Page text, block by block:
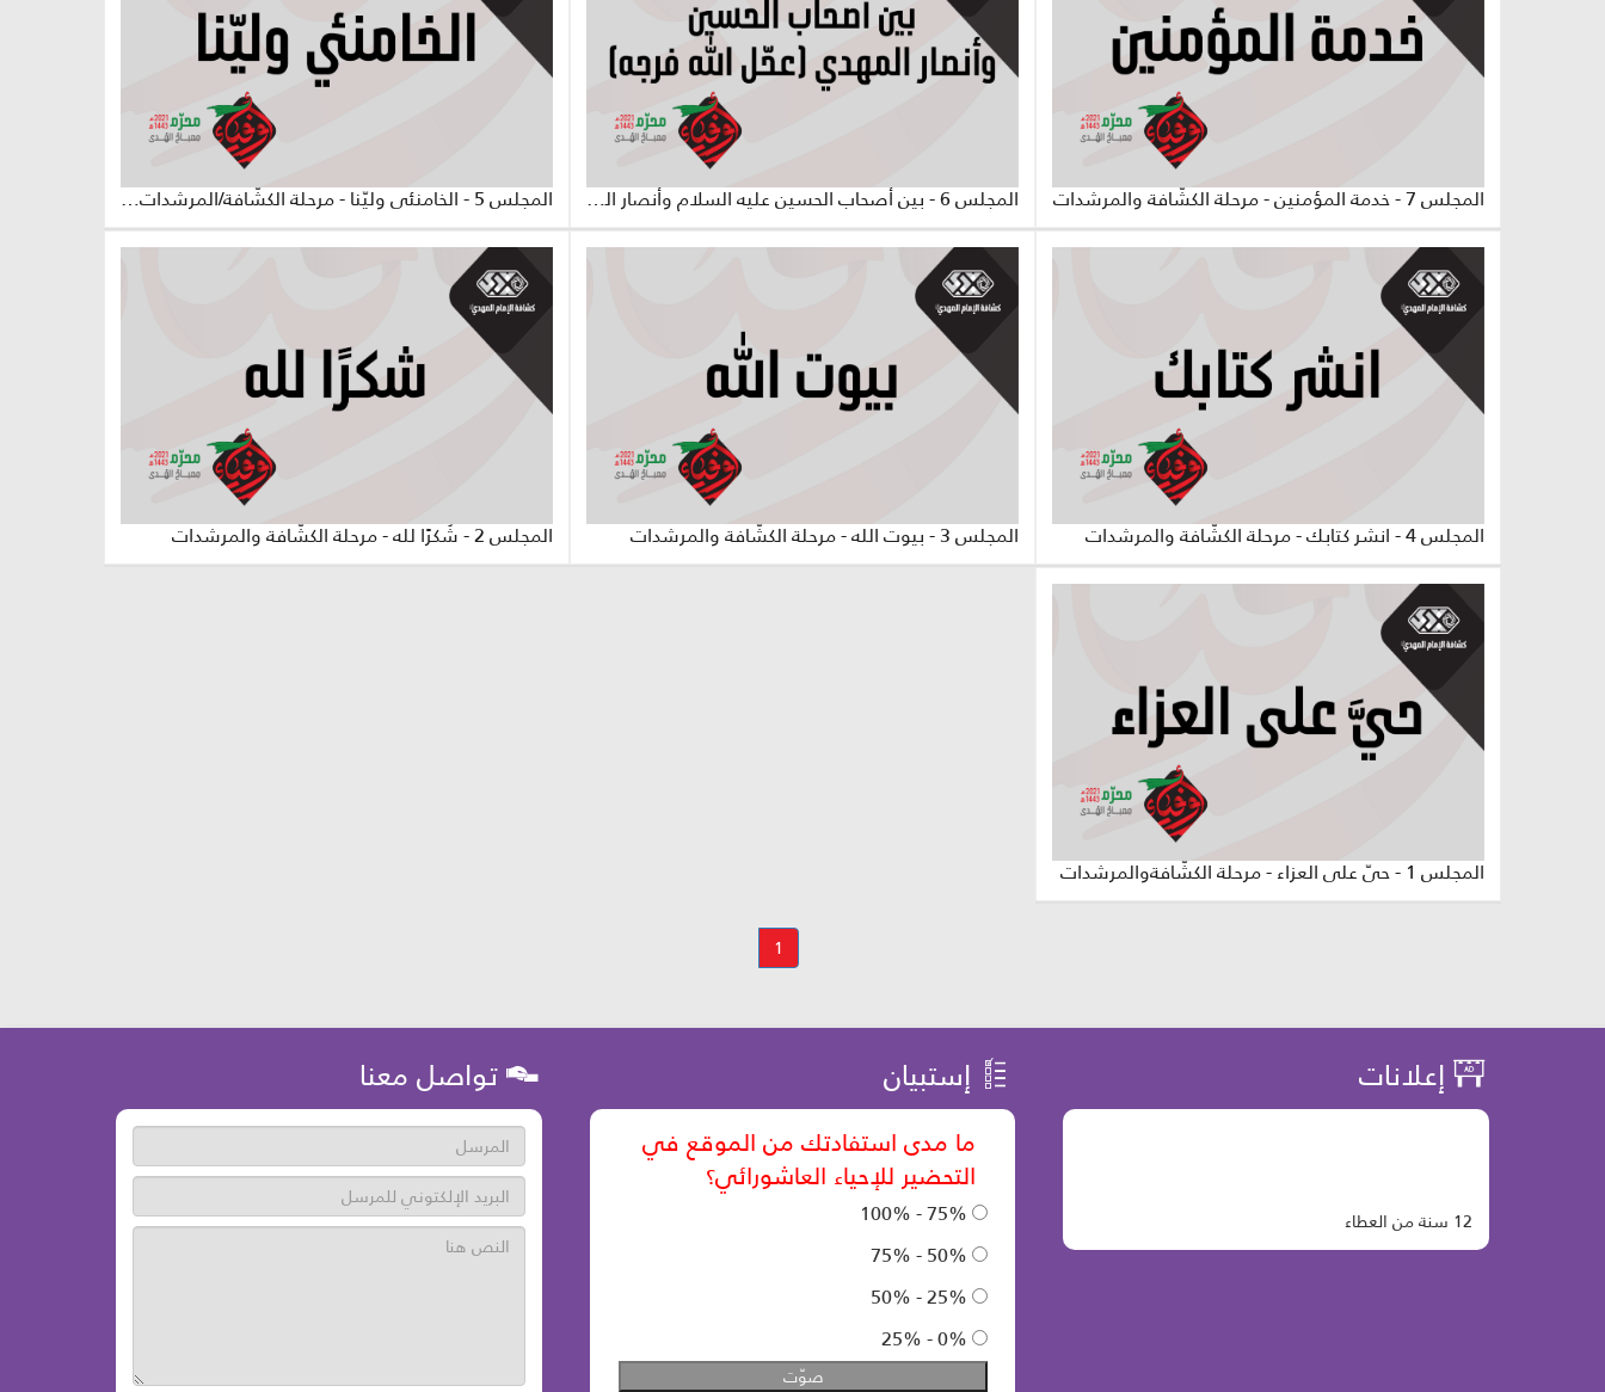
المجلس 7 - خدمة المؤمنين - مرحلة الكشّافة والمرشدات المجلس 6 - بين أصحاب الحسين عليه السلام وأنصار المهدي عجّل الله فرجه - مرحلة الكشّافة والمرشدات المجلس 5 - الخامنئي وليّنا - مرحلة الكشّافة/المرشدات
المجلس 4 - انشر كتابك - مرحلة الكشّافة والمرشدات المجلس 3 - بيوت الله - مرحلة الكشّافة والمرشدات المجلس 2 - شُكرًا لله - مرحلة الكشّافة والمرشدات
المجلس 1 - حيّ على العزاء - مرحلة الكشّافةوالمرشدات
1
إعلانات
12 سنة من العطاء
إستبيان تواصل معنا